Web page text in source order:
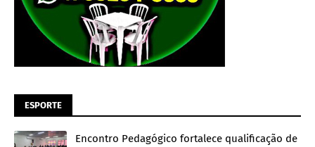
ESPORTE
Encontro Pedagógico fortalece qualificação de